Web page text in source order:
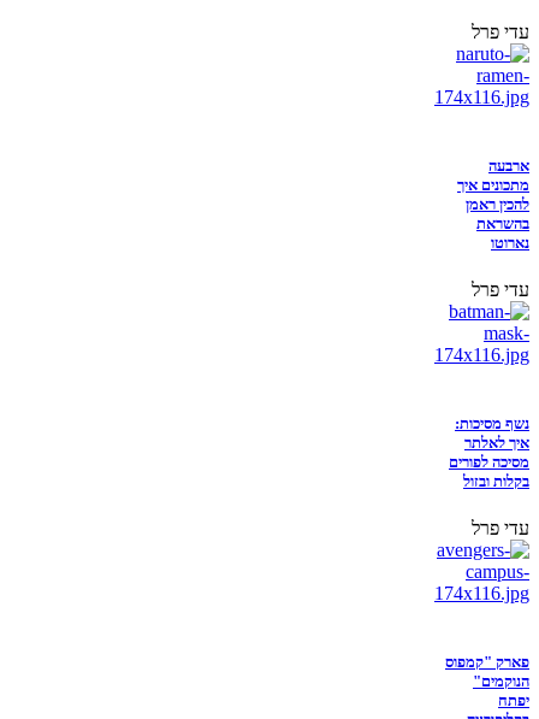
עדי פרל
ארבעה
מתכונים איך
להכין ראמן
בהשראת
נארוטו
עדי פרל
נשף מסיכות:
איך לאלתר
מסיכה לפורים
בקלות ובזול
עדי פרל
פארק "קמפוס
הנוקמים"
יפתח